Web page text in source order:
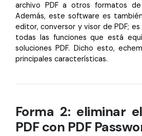
archivo PDF a otros formatos de
Además, este software es
editor, conversor y visor de PDF;
todas las funciones que está
soluciones PDF. Dicho esto,
principales características.
Forma 2: eliminar
PDF con PDF